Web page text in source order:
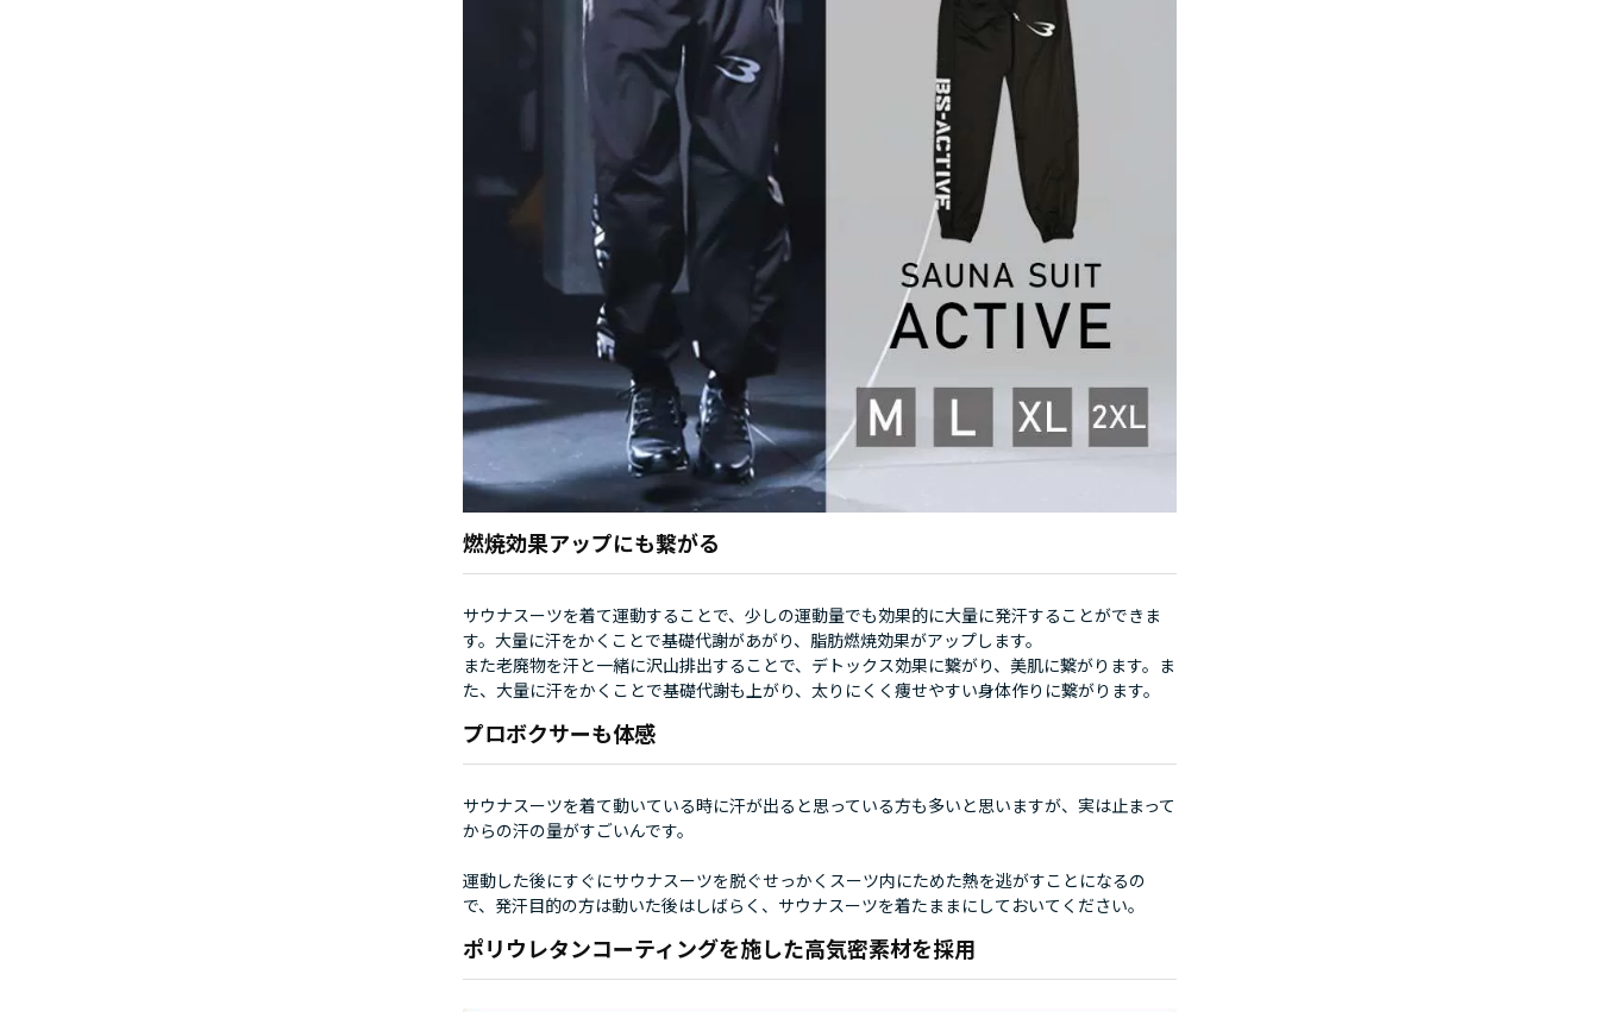
燃焼効果アップにも繋がる
サウナスーツを着て運動することで、少しの運動量でも効果的に大量に発汗することができま
す。大量に汗をかくことで基礎代謝があがり、脂肪燃焼効果がアップします。
また老廃物を汗と一緒に沢山排出することで、デトックス効果に繋がり、美肌に繋がります。ま
た、大量に汗をかくことで基礎代謝も上がり、太りにくく痩せやすい身体作りに繋がります。
プロボクサーも体感
サウナスーツを着て動いている時に汗が出ると思っている方も多いと思いますが、実は止まって
からの汗の量がすごいんです。
運動した後にすぐにサウナスーツを脱ぐせっかくスーツ内にためた熱を逃がすことになるの
で、発汗目的の方は動いた後はしばらく、サウナスーツを着たままにしておいてください。
ポリウレタンコーティングを施した高気密素材を採用